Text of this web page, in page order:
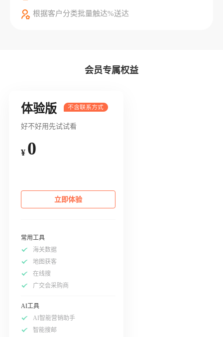
根据客户分类批量触达%送达
会员专属权益
体验版
好不好用先试试看
¥ 0
立即体验
常用工具
海关数据
地图获客
在线搜
广交会采购商
AI工具
AI智能营销助手
智能搜邮